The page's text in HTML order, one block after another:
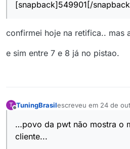
[snapback]549901[/
confirmei hoje na retifica.. mas
e sim entre 7 e 8 já no pistao.
T TuningBrasilescreveu em 24 de
última edição por
…povo da pwt não mostra o
cliente...